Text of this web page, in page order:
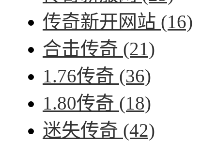
传奇新开网站 (16)
合击传奇 (21)
1.76传奇 (36)
1.80传奇 (18)
迷失传奇 (42)